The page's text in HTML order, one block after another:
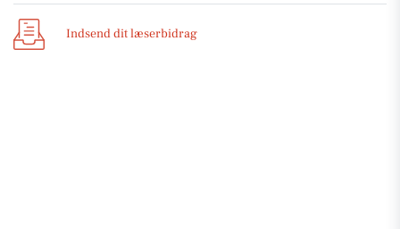
Indsend dit læserbidrag